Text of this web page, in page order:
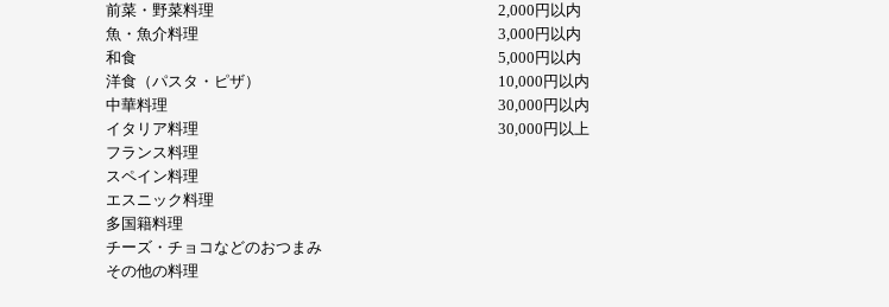
前菜・野菜料理
魚・魚介料理
和食
洋食（パスタ・ピザ）
中華料理
イタリア料理
フランス料理
スペイン料理
エスニック料理
多国籍料理
チーズ・チョコなどのおつまみ
その他の料理
2,000円以内
3,000円以内
5,000円以内
10,000円以内
30,000円以内
30,000円以上